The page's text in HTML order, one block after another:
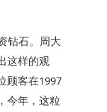
钻石。周大
这样的观
顾客在1997
今年，这粒